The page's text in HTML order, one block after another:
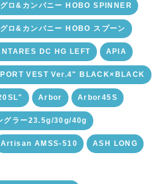
ロ&カンパニー HOBO SPINNER
ロ&カンパニー HOBO スプーン
DC HG LEFT APIA
VEST Ver.4" BLACK×BLACK
Arbor Arbor45S
ラー23.5g/30g/40g
Artisan AMSS-510 ASH LONG